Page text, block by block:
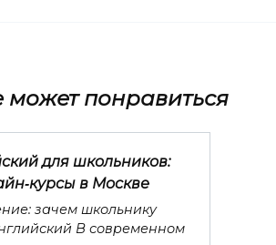
может понравиться
для школьников:
в Москве
зачем школьнику
В современном